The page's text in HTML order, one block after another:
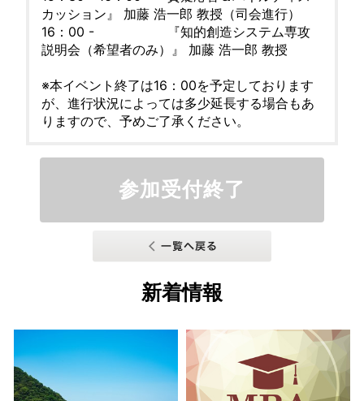
カッション』 加藤 浩一郎 教授（司会進行）
16：00 - 『知的創造システム専攻
説明会（希望者のみ）』 加藤 浩一郎 教授
※本イベント終了は16：00を予定しております
が、進行状況によっては多少延長する場合もあ
りますので、予めご了承ください。
参加受付終了
新着情報